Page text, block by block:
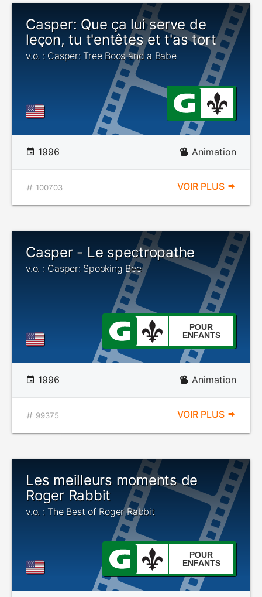
Casper: Que ça lui serve de
leçon, tu t'entêtes et t'as tort
v.o. : Casper: Tree Boos and a Babe
1996 Animation
100703 VOIR PLUS
Casper - Le spectropathe
v.o. : Casper: Spooking Bee
POUR
ENFANTS
1996 Animation
99375 VOIR PLUS
Les meilleurs moments de
Roger Rabbit
v.o. : The Best of Roger Rabbit
POUR
ENFANTS